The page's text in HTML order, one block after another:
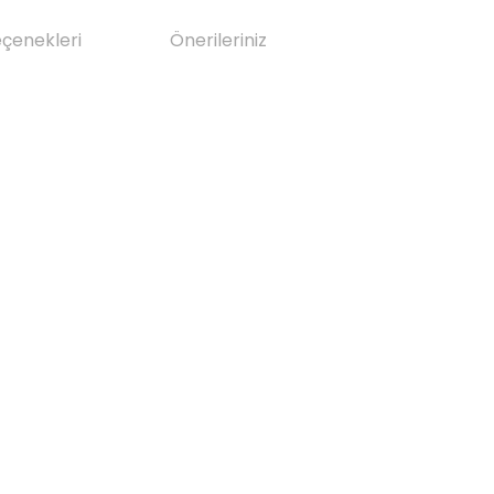
Önerileriniz